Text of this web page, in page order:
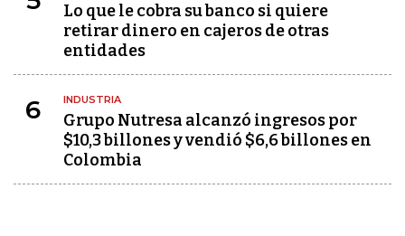
Lo que le cobra su banco si quiere
retirar dinero en cajeros de otras
entidades
6 INDUSTRIA
Grupo Nutresa alcanzó ingresos por
$10,3 billones y vendió $6,6 billones en
Colombia